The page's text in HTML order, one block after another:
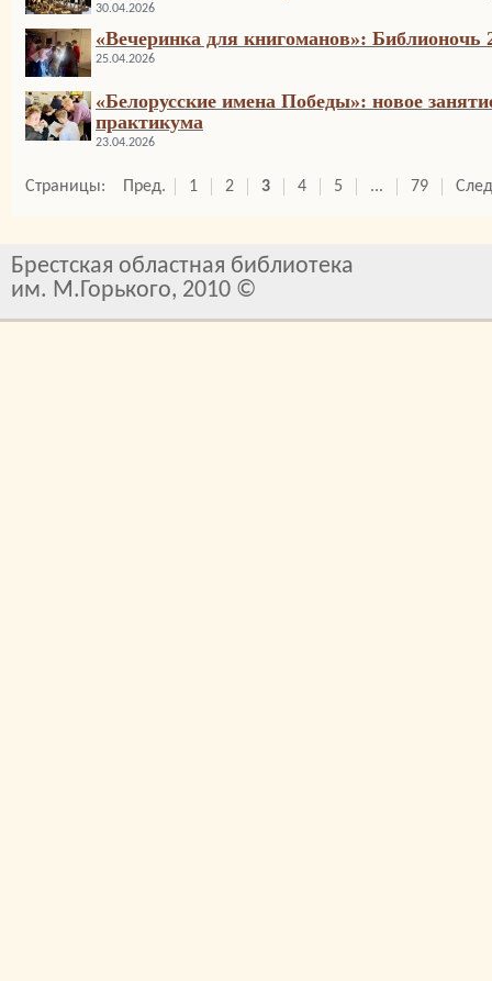
30.04.2026
«Вечеринка для книгоманов»: Библионочь
25.04.2026
«Белорусские имена Победы»: новое
практикума
23.04.2026
Страницы: Пред. 1 2 3 4 5 ... 79
Брестская областная библиотека
им. М.Горького, 2010 ©